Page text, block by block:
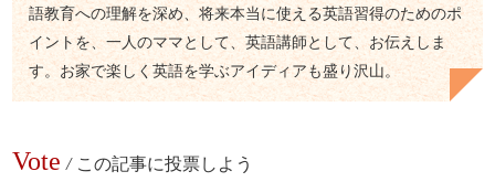
語教育への理解を深め、将来本当に使える英語習得のためのポ
イントを、一人のママとして、英語講師として、お伝えしま
す。お家で楽しく英語を学ぶアイディアも盛り沢山。
Vote / この記事に投票しよう